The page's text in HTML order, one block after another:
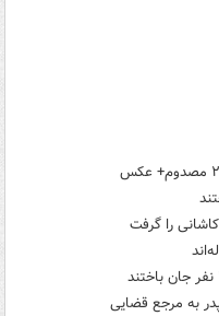
را گرفت